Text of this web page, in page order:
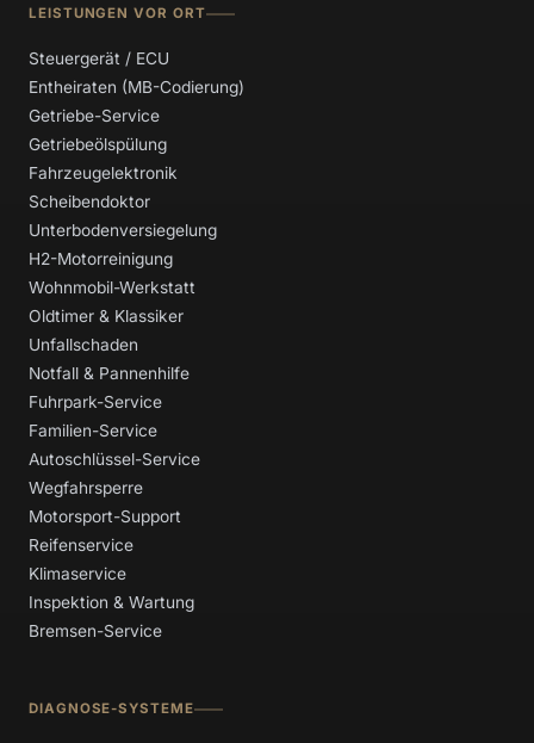
LEISTUNGEN VOR ORT
Steuergerät / ECU
Entheiraten (MB-Codierung)
Getriebe-Service
Getriebeölspülung
Fahrzeugelektronik
Scheibendoktor
Unterbodenversiegelung
H2-Motorreinigung
Wohnmobil-Werkstatt
Oldtimer & Klassiker
Unfallschaden
Notfall & Pannenhilfe
Fuhrpark-Service
Familien-Service
Autoschlüssel-Service
Wegfahrsperre
Motorsport-Support
Reifenservice
Klimaservice
Inspektion & Wartung
Bremsen-Service
DIAGNOSE-SYSTEME